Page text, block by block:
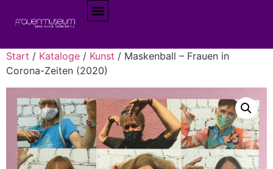
Start / Kataloge / Kunst / Maskenball – Frauen in
Corona-Zeiten (2020)